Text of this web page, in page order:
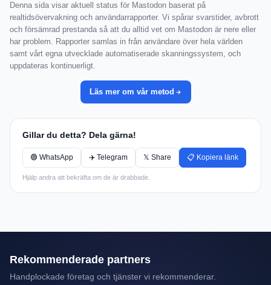
Denna sida visar aktuell status för Mastodon baserat på
realtidsövervakning och användarrapporter. Vi spårar svarstider, avbrott
och försämrad prestanda så att du alltid vet om Mastodon är nere eller
har problem. Rapporter samlas in från användare över hela världen
samt vårt egna utvecklade automatiserade skanningssystem, och
uppdateras kontinuerligt.
Läs mer om vår metod
Gillar du detta? Dela gärna!
🟢 WhatsApp ✈️ Telegram 𝕏 Share 📋 Kopiera länk
Hjälp andra att bekräfta om de är drabbade.
Rekommenderade partners
Handplockade företag och tjänster vi rekommenderar.